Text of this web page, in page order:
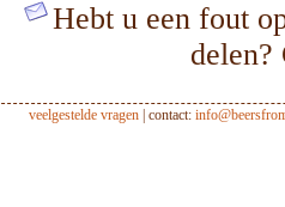
Hebt u een fout
veelgestelde vragen| contact: